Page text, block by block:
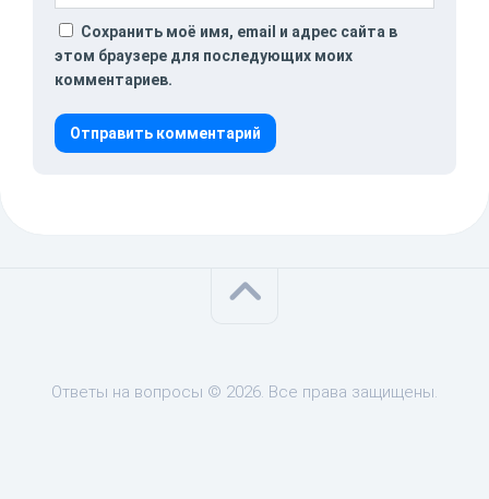
Сохранить моё имя, email и адрес сайта в
этом браузере для последующих моих
комментариев.
Ответы на вопросы © 2026. Все права защищены.